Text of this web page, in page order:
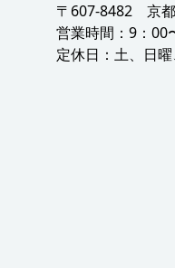
〒607-8482 京都
営業時間：9：00
定休日：土、日